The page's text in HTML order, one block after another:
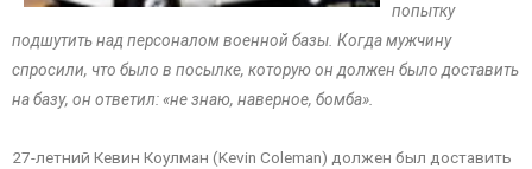
попытку
подшутить над персоналом военной базы. Когда мужчину
спросили, что было в посылке, которую он должен было доставить
на базу, он ответил: «не знаю, наверное, бомба».
27-летний Кевин Коулман (Kevin Coleman) должен был доставить